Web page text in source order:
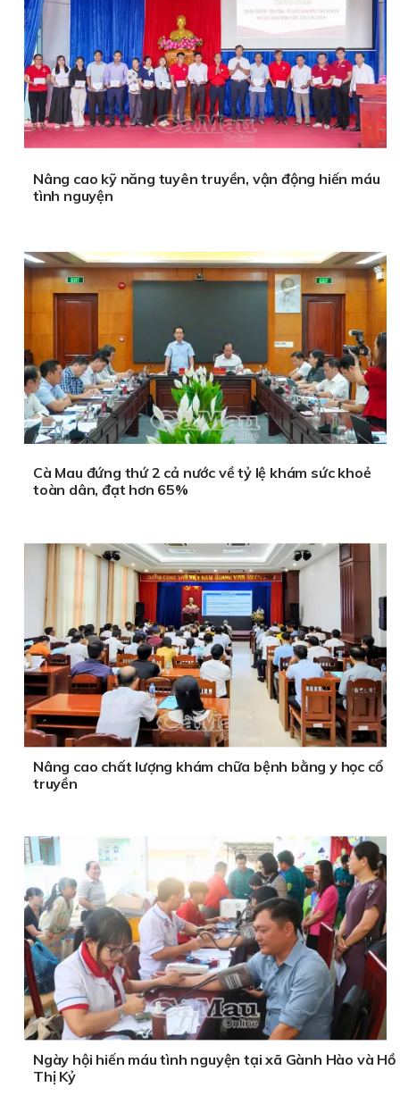
Nâng cao kỹ năng tuyên truyền, vận động hiến máu
tình nguyện
Cà Mau đứng thứ 2 cả nước về tỷ lệ khám sức khoẻ
toàn dân, đạt hơn 65%
Nâng cao chất lượng khám chữa bệnh bằng y học cổ
truyền
Ngày hội hiến máu tình nguyện tại xã Gành Hào và Hồ
Thị Kỷ